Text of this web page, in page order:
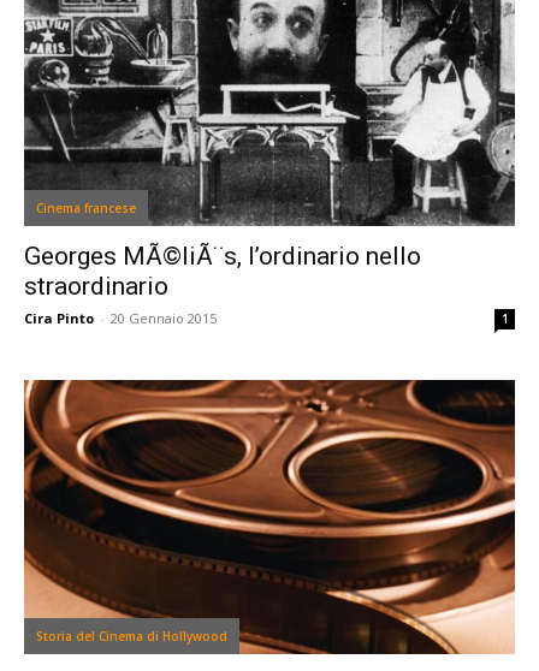
Cinema francese
Georges MÃ©liÃ¨s, l’ordinario nello
straordinario
Cira Pinto - 20 Gennaio 2015 1
Storia del Cinema di Hollywood